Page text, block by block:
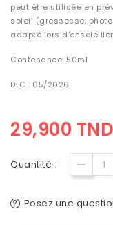
peut être utilisée en
soleil (grossesse,
adapté lors
Contenance: 50ml
DLC : 05/2026
29,900 TND
Quantité :
Posez une